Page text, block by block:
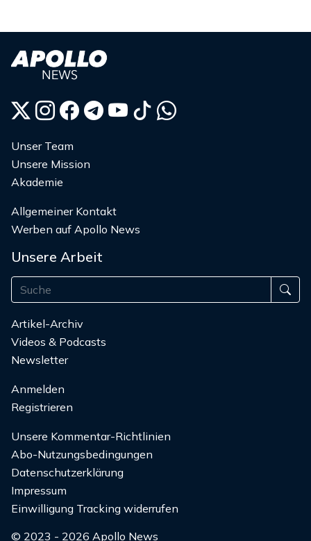
Unser Team
Unsere Mission
Akademie
Allgemeiner Kontakt
Werben auf Apollo News
Unsere Arbeit
Artikel-Archiv
Videos & Podcasts
Newsletter
Anmelden
Registrieren
Unsere Kommentar-Richtlinien
Abo-Nutzungsbedingungen
Datenschutzerklärung
Impressum
Einwilligung Tracking widerrufen
© 2023 - 2026 Apollo News